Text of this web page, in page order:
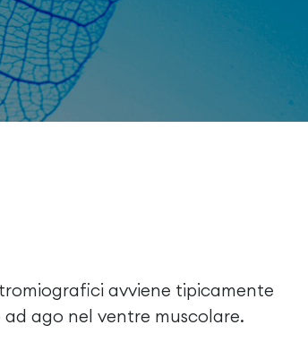
avviene tipicamente
ago nel ventre muscolare.